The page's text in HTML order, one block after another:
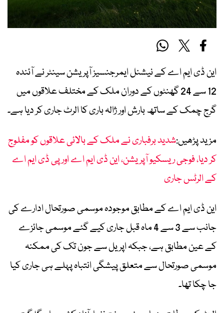
این ڈی ایم اے کے نیشنل ایمرجنسیز آپریشن سینٹر نے آئندہ
12 سے 24 گھنٹوں کے دوران ملک کے مختلف علاقوں میں
گرج چمک کے ساتھ بارش اور ژالہ باری کا الرٹ جاری کر دیا ہے۔
مزید پڑھیں:شدید برفباری نے ملک کے بالائی علاقوں کو مفلوج
کر دیا، فوجی ریسکیو آپریشن، این ڈی ایم اے اور پی ڈی ایم اے
کے الرٹس جاری
این ڈی ایم اے کے مطابق موجودہ موسمی صورتحال ادارے کی
جانب سے 3 سے 4 ماہ قبل جاری کیے گئے موسمی جائزے
کے عین مطابق ہے، جبکہ اپریل سے جون تک کی ممکنہ
موسمی صورتحال سے متعلق پیشگی انتباہ پہلے ہی جاری کیا
جا چکا تھا۔